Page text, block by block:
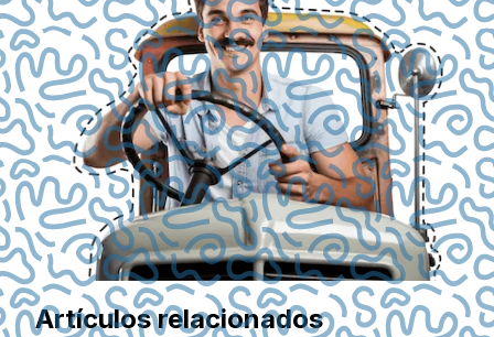
Artículos relacionados